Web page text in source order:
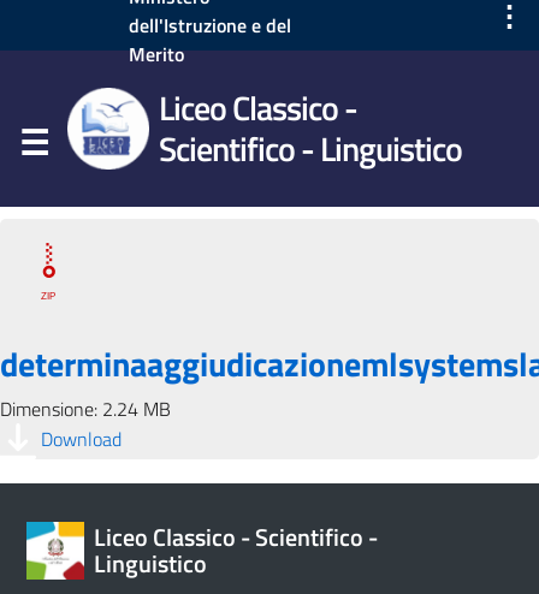
dell'Istruzione e del
Merito
⋮
Liceo Classico -
Scientifico - Linguistico
Dimensione: 2.24 MB
Download
Liceo Classico - Scientifico -
Linguistico